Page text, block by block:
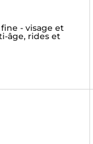
- visage et
âge, rides et